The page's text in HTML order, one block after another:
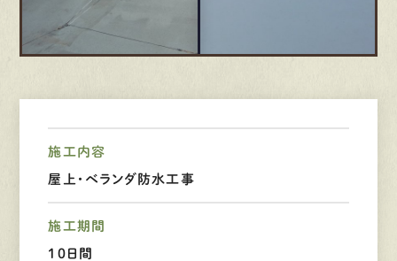
有資 者が、無
Webお問い合わせ
施工内容
屋上・ベランダ防水工事
施工期間
１０日間